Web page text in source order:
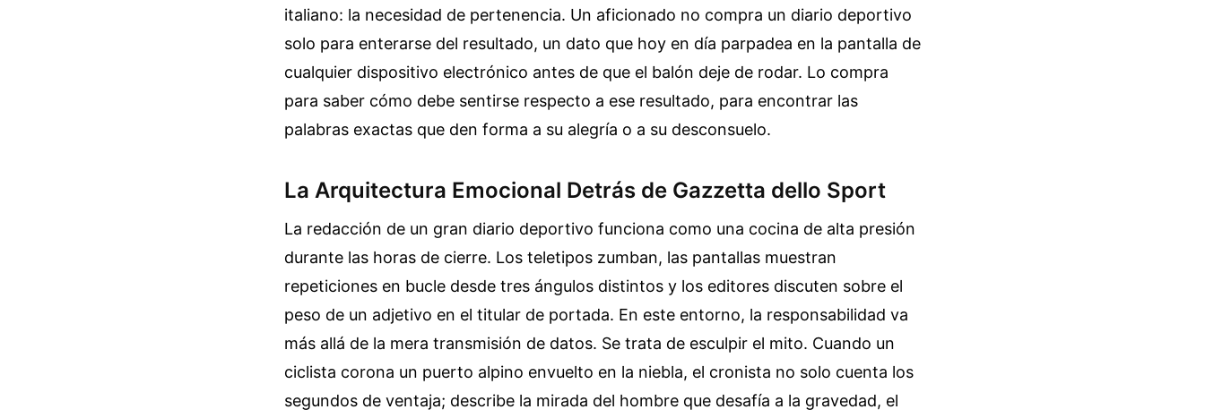
italiano: la necesidad de pertenencia. Un aficionado no compra un diario deportivo
solo para enterarse del resultado, un dato que hoy en día parpadea en la pantalla de
cualquier dispositivo electrónico antes de que el balón deje de rodar. Lo compra
para saber cómo debe sentirse respecto a ese resultado, para encontrar las
palabras exactas que den forma a su alegría o a su desconsuelo.
La Arquitectura Emocional Detrás de Gazzetta dello Sport
La redacción de un gran diario deportivo funciona como una cocina de alta presión
durante las horas de cierre. Los teletipos zumban, las pantallas muestran
repeticiones en bucle desde tres ángulos distintos y los editores discuten sobre el
peso de un adjetivo en el titular de portada. En este entorno, la responsabilidad va
más allá de la mera transmisión de datos. Se trata de esculpir el mito. Cuando un
ciclista corona un puerto alpino envuelto en la niebla, el cronista no solo cuenta los
segundos de ventaja; describe la mirada del hombre que desafía a la gravedad, el